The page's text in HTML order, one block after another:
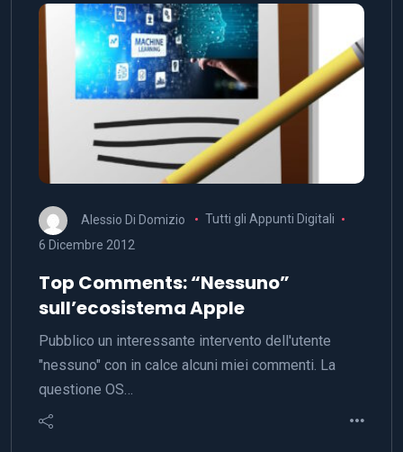
Alessio Di Domizio
Tutti gli Appunti Digitali
6 Dicembre 2012
Top Comments: “Nessuno”
sull’ecosistema Apple
Pubblico un interessante intervento dell'utente
"nessuno" con in calce alcuni miei commenti. La
questione OS…